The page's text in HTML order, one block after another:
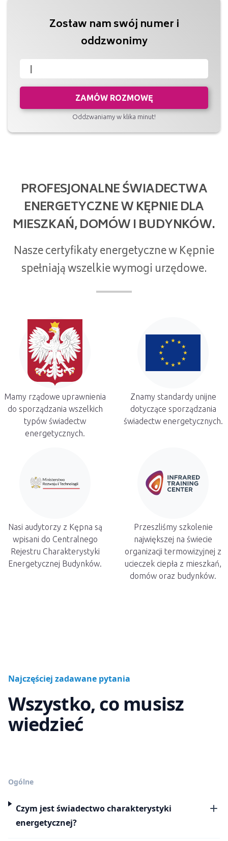
Zostaw nam swój numer i
oddzwonimy
ZAMÓW ROZMOWĘ
Oddzwaniamy w klika minut!
PROFESJONALNE ŚWIADECTWA
ENERGETYCZNE W KĘPNIE DLA
MIESZKAŃ, DOMÓW I BUDYNKÓW.
Nasze certyfikaty energetyczne w Kępnie
spełniają wszelkie wymogi urzędowe.
Mamy rządowe uprawnienia
do sporządzania wszelkich
typów świadectw
energetycznych.
Znamy standardy unijne
dotyczące sporządzania
świadectw energetycznych.
Nasi audytorzy z Kępna są
wpisani do Centralnego
Rejestru Charakterystyki
Energetycznej Budynków.
Przeszliśmy szkolenie
największej na świecie
organizacji termowizyjnej z
ucieczek ciepła z mieszkań,
domów oraz budynków.
Najczęściej zadawane pytania
Wszystko, co musisz
wiedzieć
Ogólne
Czym jest świadectwo charakterystyki
energetycznej?